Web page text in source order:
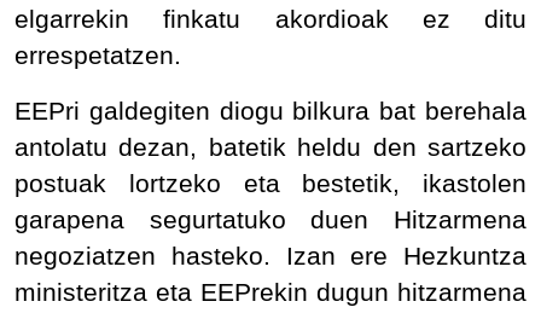
elgarrekin finkatu akordioak ez ditu
errespetatzen.
EEPri galdegiten diogu bilkura bat berehala
antolatu dezan, batetik heldu den sartzeko
postuak lortzeko eta bestetik, ikastolen
garapena segurtatuko duen Hitzarmena
negoziatzen hasteko. Izan ere Hezkuntza
ministeritza eta EEPrekin dugun hitzarmena